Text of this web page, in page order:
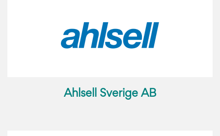
Ahlsell Sverige AB